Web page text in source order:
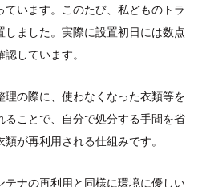
います。このたび、私どものトラ
しました。実際に設置初日には数点
しています。
の際に、使わなくなった衣類等を
ることで、自分で処分する手間を省
が再利用される仕組みです。
テナの再利用と同様に環境に優しい